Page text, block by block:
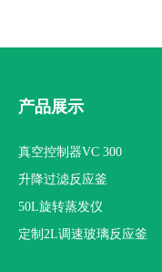
产品展示
真空控制器VC 300
升降过滤反应釜
50L旋转蒸发仪
定制2L调速玻璃反应釜